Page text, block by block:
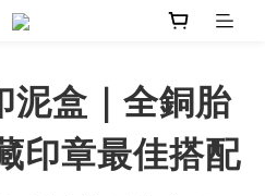
泥盒｜全銅胎
印章最佳搭配